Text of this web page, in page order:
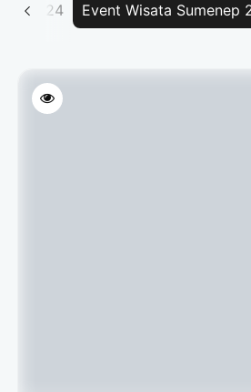
2024 Event Wisata Sumenep